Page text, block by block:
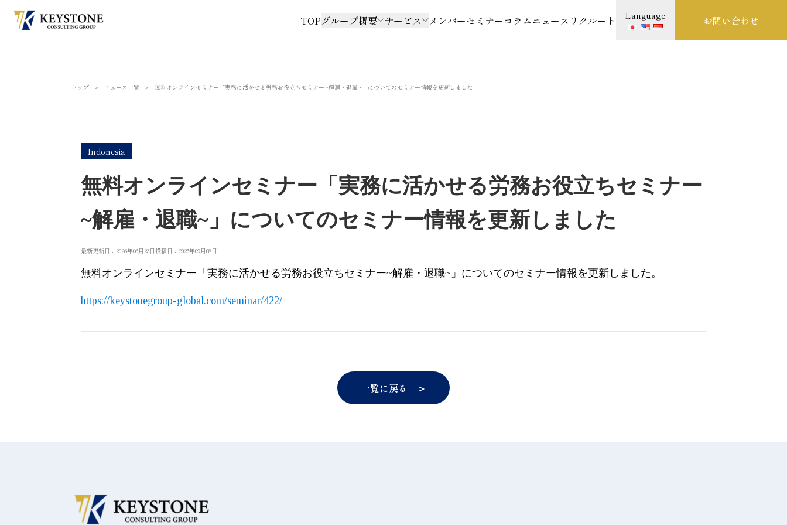
TOPグループ概要 サービス メンバーセミナー コラムニュース リクルート Language お問い合わせ
トップ ＞ ニュース一覧 ＞ 無料オンラインセミナー「実務に活かせる労務お役立ちセミナー~解雇・退職~」についてのセミナー情報を更新しました
Indonesia
無料オンラインセミナー「実務に活かせる労務お役立ちセミナー
~解雇・退職~」についてのセミナー情報を更新しました
最新更新日：2026年06月23日投稿日：2025年09月08日
無料オンラインセミナー「実務に活かせる労務お役立ちセミナー~解雇・退職~」についてのセミナー情報を更新しました。
https://keystonegroup-global.com/seminar/422/
一覧に戻る ＞